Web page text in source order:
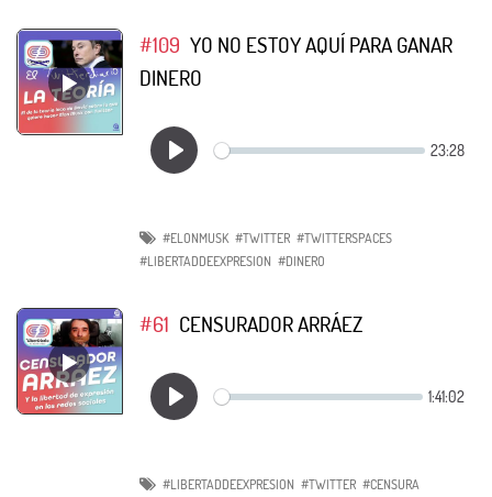
#109 YO NO ESTOY AQUÍ PARA GANAR
DINERO
#ELONMUSK #TWITTER #TWITTERSPACES
#LIBERTADDEEXPRESION #DINERO
#61 CENSURADOR ARRÁEZ
#LIBERTADDEEXPRESION #TWITTER #CENSURA